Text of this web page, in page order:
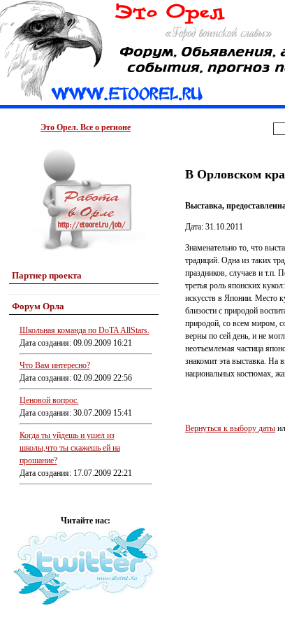
Это Орел. Все о регионе
Партнер проекта
Форум Орла
Школьная команда по DoTA AllStars.
Дата создания: 09.09.2009 16:21
Что Вам интересно?
Дата создания: 02.09.2009 22:56
Ценовой вопрос.
Дата создания: 30.07.2009 15:41
Когда ты уйдешь и ушел из
школы,что ты скажешь ей на
прошание?
Дата создания: 17.07.2009 22:21
Читайте нас:
В Орловском
Выставка,
Дата: 31.10.2011
Знаменательно то, что
традиций. Одна из таких
праздников, случаев и т.п.
третья роль японских
искусств в Японии. Место
близости с природой
природой, со всем миром,
верны по сей день, и не
неотъемлемая частица
знакомит эта выставка. На
национальных костюмах,
Вернуться к выбору даты